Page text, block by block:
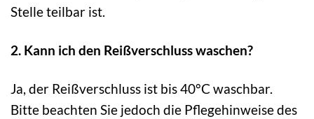
Stelle teilbar ist.
2. Kann ich den Reißverschluss waschen?
Ja, der Reißverschluss ist bis 40°C waschbar.
Bitte beachten Sie jedoch die Pflegehinweise des